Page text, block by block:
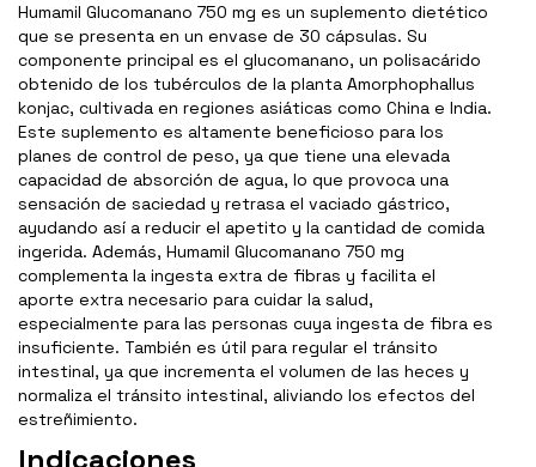
Humamil Glucomanano 750 mg es un suplemento dietético
que se presenta en un envase de 30 cápsulas. Su
componente principal es el glucomanano, un polisacárido
obtenido de los tubérculos de la planta Amorphophallus
konjac, cultivada en regiones asiáticas como China e India.
Este suplemento es altamente beneficioso para los
planes de control de peso, ya que tiene una elevada
capacidad de absorción de agua, lo que provoca una
sensación de saciedad y retrasa el vaciado gástrico,
ayudando así a reducir el apetito y la cantidad de comida
ingerida. Además, Humamil Glucomanano 750 mg
complementa la ingesta extra de fibras y facilita el
aporte extra necesario para cuidar la salud,
especialmente para las personas cuya ingesta de fibra es
insuficiente. También es útil para regular el tránsito
intestinal, ya que incrementa el volumen de las heces y
normaliza el tránsito intestinal, aliviando los efectos del
estreñimiento.